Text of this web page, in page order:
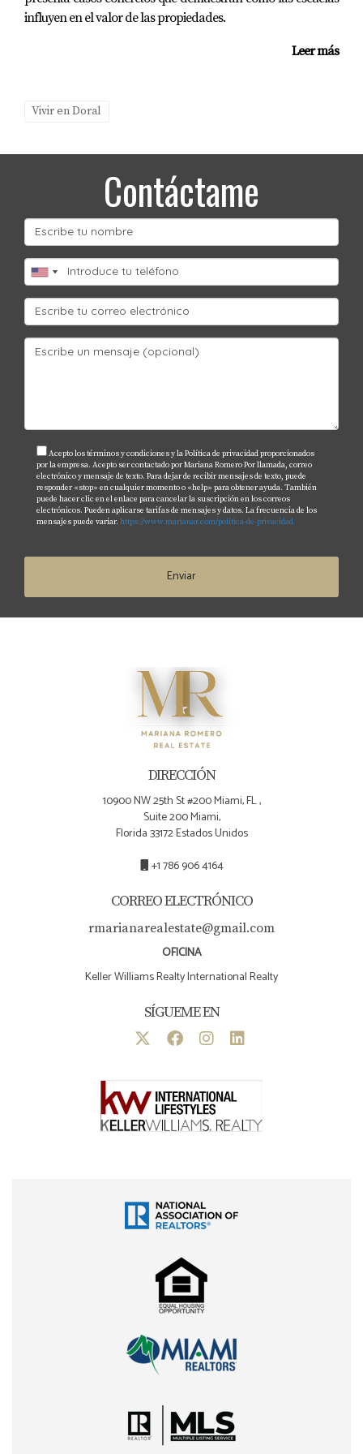
desarrollos?
Puedes seguir las actualizaciones a través del sitio web
oportunidades inmobiliarias.
influyen en el valor de las propiedades.
Leer más
Vivir en Doral
Contáctame
Acepto los términos y condiciones y la Política de privacidad proporcionados
por la empresa. Acepto ser contactado por Mariana Romero Por llamada, correo
electrónico y mensaje de texto. Para dejar de recibir mensajes de texto, puede
responder «stop» en cualquier momento o «help» para obtener ayuda. También
puede hacer clic en el enlace para cancelar la suscripción en los correos
electrónicos. Pueden aplicarse tarifas de mensajes y datos. La frecuencia de los
mensajes puede variar. https://www.marianar.com/politica-de-privacidad
Enviar
DIRECCIÓN
10900 NW 25th St #200 Miami, FL ,
Suite 200 Miami,
Florida 33172 Estados Unidos
+1 786 906 4164
CORREO ELECTRÓNICO
rmarianarealestate@gmail.com
OFICINA
Keller Williams Realty International Realty
SÍGUEME EN